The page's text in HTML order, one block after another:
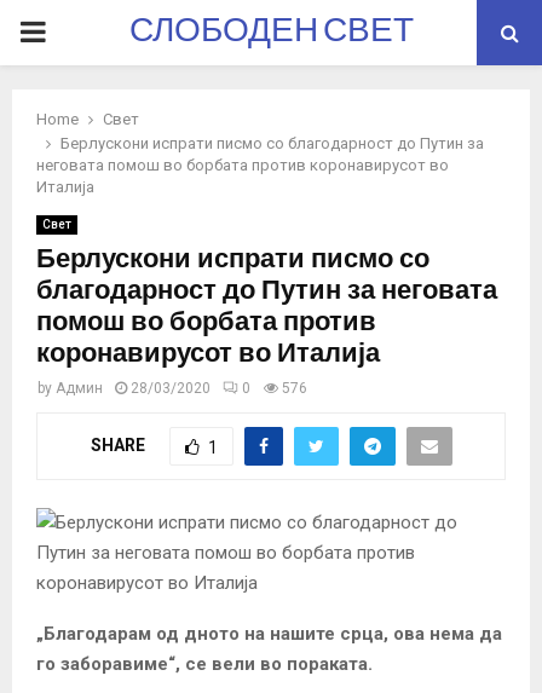
PRIMARYСЛОБОДЕН СВЕТ
Home
Свет
Берлускони испрати писмо со благодарност до Путин за
неговата помош во борбата против коронавирусот во
Италија
Свет
Берлускони испрати писмо со
благодарност до Путин за неговата
помош во борбата против
коронавирусот во Италија
by Админ 28/03/2020 0 576
SHARE 1
„Благодарам од дното на нашите срца, ова нема да
го заборавиме“, се вели во пораката.